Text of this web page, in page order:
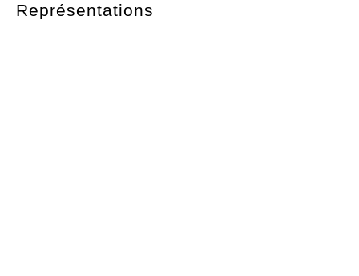
Représentations